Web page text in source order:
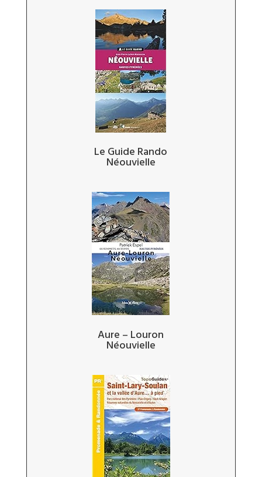
Le Guide Rando
Néouvielle
Aure – Louron
Néouvielle